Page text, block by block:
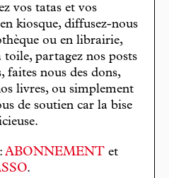
vos tatas et vos
kiosque, diffusez-nous
ou en librairie,
partagez nos posts
faites nous des dons,
livres, ou simplement
de soutien car la bise
ABONNEMENT et
.